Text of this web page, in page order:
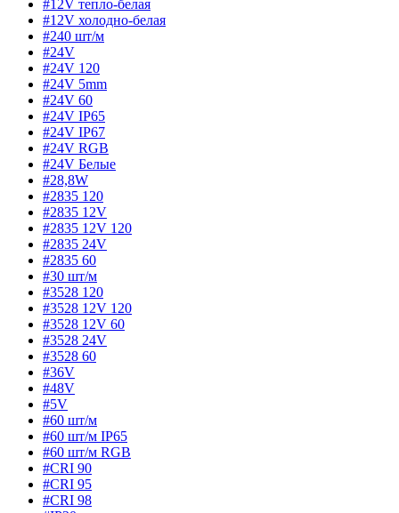
#12V тепло-белая
#12V холодно-белая
#240 шт/м
#24V
#24V 120
#24V 5mm
#24V 60
#24V IP65
#24V IP67
#24V RGB
#24V Белые
#28,8W
#2835 120
#2835 12V
#2835 12V 120
#2835 24V
#2835 60
#30 шт/м
#3528 120
#3528 12V 120
#3528 12V 60
#3528 24V
#3528 60
#36V
#48V
#5V
#60 шт/м
#60 шт/м IP65
#60 шт/м RGB
#CRI 90
#CRI 95
#CRI 98